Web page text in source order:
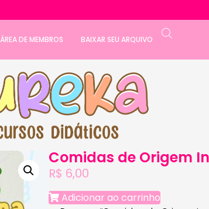
ÁREA DE MEMBROS BAIXAR SEU ARQUIVO
Comidas de Origem
R$ 6,00
Adicionar ao carrinho